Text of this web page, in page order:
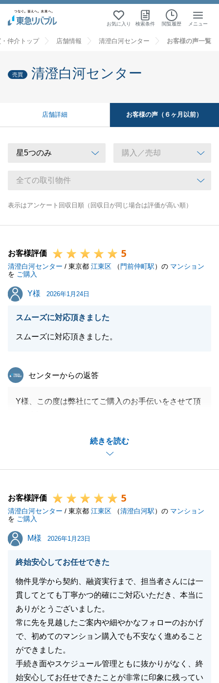
お気に入り 検索条件 閲覧履歴 メニュー
仲介トップ 店舗情報 清澄白河センター お客様の声一覧
売買 清澄白河センター
店舗詳細 お客様の声（６ヶ月以前）
表示はアンケート回収日順（回収日が同じ場合は評価が高い順）
お客様評価 5
清澄白河センター / 東京都 江東区 （ 門前仲町駅）の マンション
を ご購入
Y様
Y様 2026年1月24日
スムーズに対応頂きました
スムーズに対応頂きました。
続きを読む
東急リバブル
センターからの返答
Y様、この度は弊社にてご購入のお手伝いをさせて頂
とても素敵な住宅をご購入頂けたと思います。
お住まいになった後も、何かお困りの事があればお気
今後とも末永いお付き合いの程、宜しくお願いいたし
ます。
お客様評価 5
清澄白河センター / 東京都 江東区 （清澄白河駅）の マンション
を ご購入
M様
M様 2026年1月23日
終始安心してお任せできた
物件見学から契約、融資実行まで、担当者さんには一
貫してとても丁寧かつ的確にご対応いただき、本当に
ありがとうございました。
常に先を見越したご案内や細やかなフォローのおかげ
で、初めてのマンション購入でも不安なく進めること
ができました。
手続き面やスケジュール管理ともに抜かりがなく、終
始安心してお任せできたことが非常に印象に残ってい